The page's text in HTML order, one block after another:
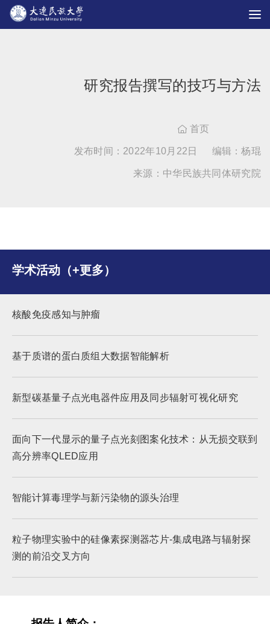
研究报告撰写的技巧与方法
 首页
发布时间：2022年10月22日 编辑：杨琨
来源：中华民族共同体研究院
学术活动（+更多）
核酸免疫感知与肿瘤
基于质谱的蛋白质组大数据智能解析
新型碳基量子点光电器件应用及同步辐射可视化研究
面向下一代显示的量子点光刻图案化技术：从无损交联到
高分辨率QLED应用
智能计算毒理学与新污染物的源头治理
粒子物理实验中的硅像素探测器芯片-集成电路与辐射探
测的前沿交叉方向